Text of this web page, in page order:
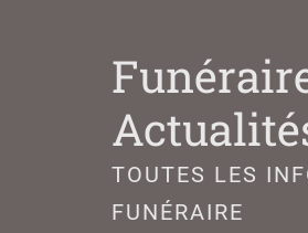
TOUTES LES
FUNÉRAIRE